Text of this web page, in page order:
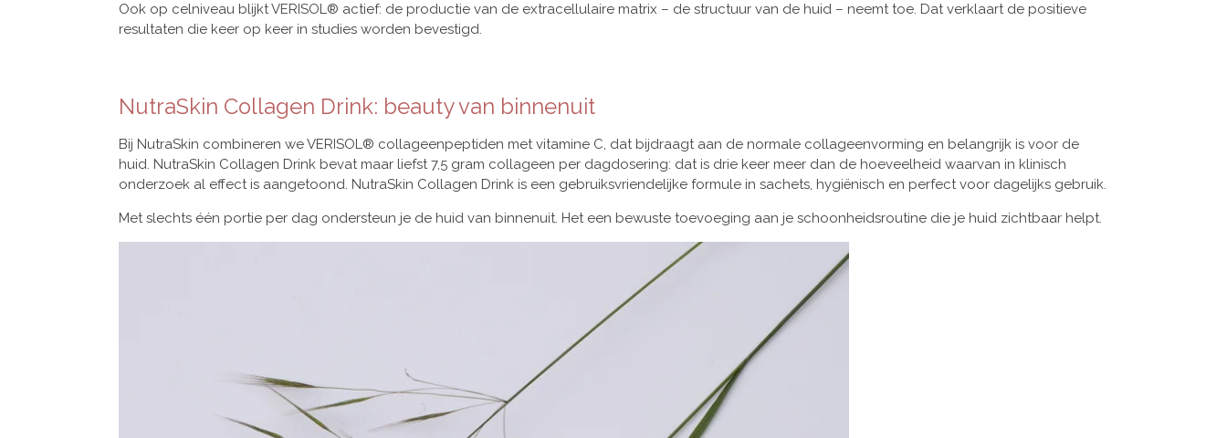
Ook op celniveau blijkt VERISOL® actief: de productie van de extracellulaire matrix – de structuur van de huid – neemt toe. Dat verklaart de positieve
resultaten die keer op keer in studies worden bevestigd.
NutraSkin Collagen Drink: beauty van binnenuit
Bij NutraSkin combineren we VERISOL® collageenpeptiden met vitamine C, dat bijdraagt aan de normale collageenvorming en belangrijk is voor de
huid. NutraSkin Collagen Drink bevat maar liefst 7,5 gram collageen per dagdosering: dat is drie keer meer dan de hoeveelheid waarvan in klinisch
onderzoek al effect is aangetoond. NutraSkin Collagen Drink is een gebruiksvriendelijke formule in sachets, hygiënisch en perfect voor dagelijks gebruik.
Met slechts één portie per dag ondersteun je de huid van binnenuit. Het een bewuste toevoeging aan je schoonheidsroutine die je huid zichtbaar helpt.